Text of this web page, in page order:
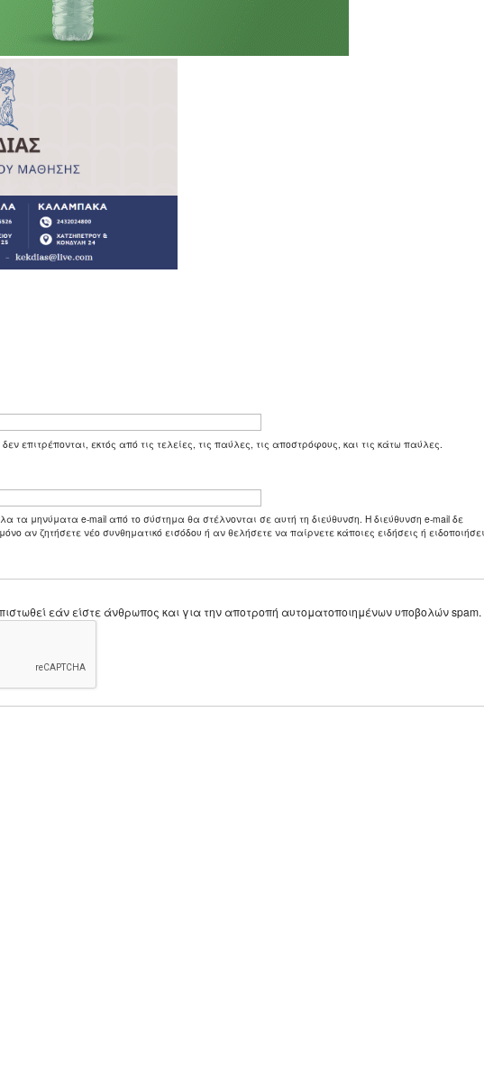
επιτρέπονται, εκτός από τις τελείες, τις παύλες, τις αποστρόφους, και τις κάτω παύλες.
τα μηνύματα e-mail από το σύστημα θα στέλνονται σε αυτή τη διεύθυνση. Η διεύθυνση e-mail δε
αν ζητήσετε νέο συνθηματικό εισόδου ή αν θελήσετε να παίρνετε κάποιες ειδήσεις ή
εάν είστε άνθρωπος και για την αποτροπή αυτοματοποιημένων υποβολών spam.